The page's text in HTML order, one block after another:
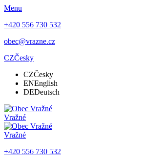
Menu
+420 556 730 532
obec@vrazne.cz
CZČesky
CZČesky
ENEnglish
DEDeutsch
Vražné
Vražné
+420 556 730 532